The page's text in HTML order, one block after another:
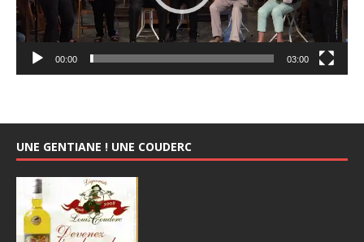
00:00 03:00
UNE GENTIANE ! UNE COUDERC